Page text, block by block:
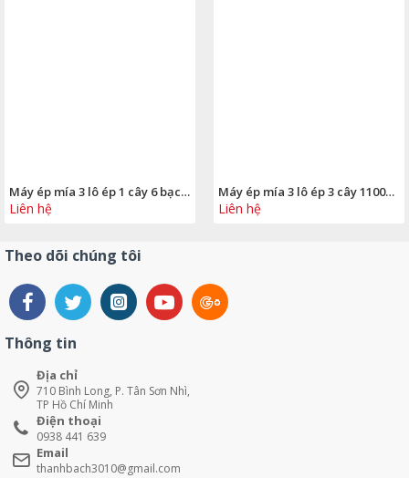
Máy ép mía 3 lô ép 1 cây 6 bạc đạn có kính
Liên hệ
Máy ép mía 3 lô ép 3 cây 1100w 12 bạc đạn má thành nhôm
Liên hệ
Theo dõi chúng tôi
Thông tin
Địa chỉ
710 Bình Long, P. Tân Sơn Nhì,
TP Hồ Chí Minh
Điện thoại
0938 441 639
Email
thanhbach3010@gmail.com